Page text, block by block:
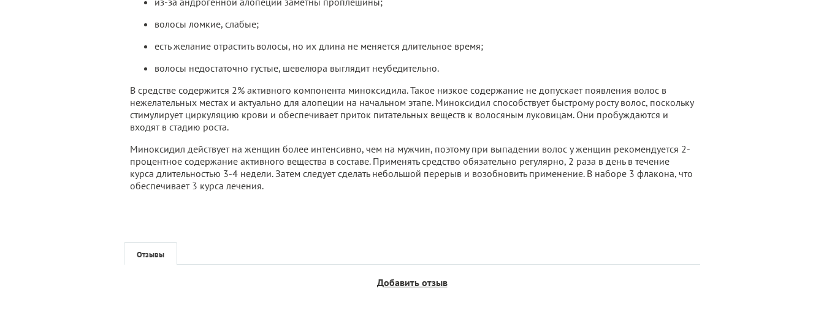
волосы ломкие, слабые;
есть желание отрастить волосы, но их длина не меняется длительное время;
волосы недостаточно густые, шевелюра выглядит неубедительно.
В средстве содержится 2% активного компонента миноксидила. Такое низкое содержание не допускает появления волос в
нежелательных местах и актуально для алопеции на начальном этапе. Миноксидил способствует быстрому росту волос, поскольку
стимулирует циркуляцию крови и обеспечивает приток питательных веществ к волосяным луковицам. Они пробуждаются и
входят в стадию роста.
Миноксидил действует на женщин более интенсивно, чем на мужчин, поэтому при выпадении волос у женщин рекомендуется 2-
процентное содержание активного вещества в составе. Применять средство обязательно регулярно, 2 раза в день в течение
курса длительностью 3-4 недели. Затем следует сделать небольшой перерыв и возобновить применение. В наборе 3 флакона, что
обеспечивает 3 курса лечения.
Отзывы
Добавить отзыв